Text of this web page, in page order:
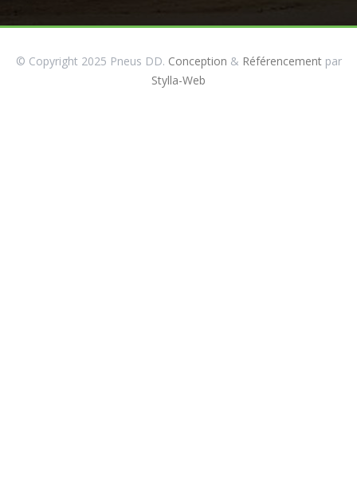
© Copyright 2025 Pneus DD. Conception & Référencementpar
Stylla-Web